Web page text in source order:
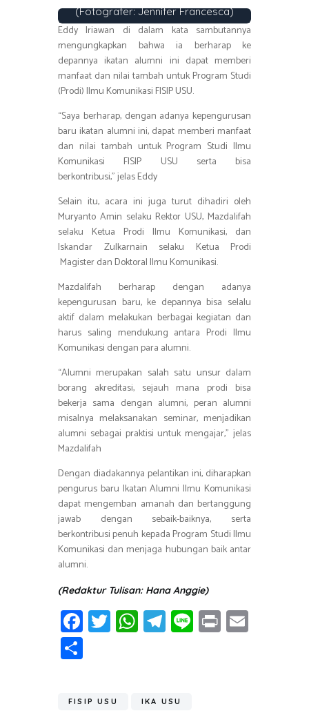
(Fotografer: Jennifer Francesca)
Eddy Iriawan di dalam kata sambutannya
mengungkapkan bahwa ia berharap ke
depannya ikatan alumni ini dapat memberi
manfaat dan nilai tambah untuk Program Studi
(Prodi) Ilmu Komunikasi FISIP USU.
“Saya berharap, dengan adanya kepengurusan
baru ikatan alumni ini, dapat memberi manfaat
dan nilai tambah untuk Program Studi Ilmu
Komunikasi FISIP USU serta bisa
berkontribusi,” jelas Eddy
Selain itu, acara ini juga turut dihadiri oleh
Muryanto Amin selaku Rektor USU, Mazdalifah
selaku Ketua Prodi Ilmu Komunikasi, dan
Iskandar Zulkarnain selaku Ketua Prodi
Magister dan Doktoral Ilmu Komunikasi.
Mazdalifah berharap dengan adanya
kepengurusan baru, ke depannya bisa selalu
aktif dalam melakukan berbagai kegiatan dan
harus saling mendukung antara Prodi Ilmu
Komunikasi dengan para alumni.
“Alumni merupakan salah satu unsur dalam
borang akreditasi, sejauh mana prodi bisa
bekerja sama dengan alumni, peran alumni
misalnya melaksanakan seminar, menjadikan
alumni sebagai praktisi untuk mengajar,” jelas
Mazdalifah
Dengan diadakannya pelantikan ini, diharapkan
pengurus baru Ikatan Alumni Ilmu Komunikasi
dapat mengemban amanah dan bertanggung
jawab dengan sebaik-baiknya, serta
berkontribusi penuh kepada Program Studi Ilmu
Komunikasi dan menjaga hubungan baik antar
alumni.
(Redaktur Tulisan: Hana Anggie)
Fa
ce
T
wi
W
h
T
el
Li
n
Pr
in
ar
FISIP USU IKA USU